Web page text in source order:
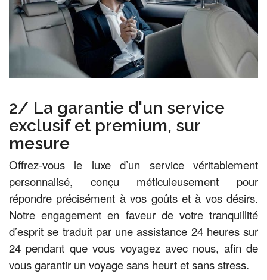
2/ La garantie d'un service
exclusif et premium, sur
mesure
Offrez-vous le luxe d’un service véritablement
personnalisé, conçu méticuleusement pour
répondre précisément à vos goûts et à vos désirs.
Notre engagement en faveur de votre tranquillité
d’esprit se traduit par une assistance 24 heures sur
24 pendant que vous voyagez avec nous, afin de
vous garantir un voyage sans heurt et sans stress.